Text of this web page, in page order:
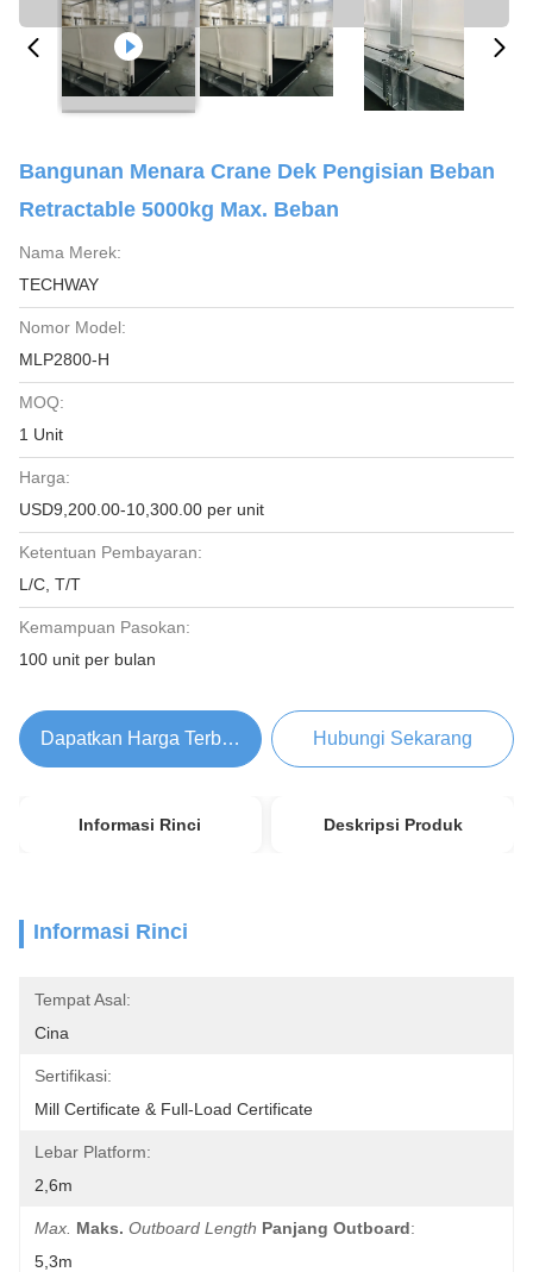
Bangunan Menara Crane Dek Pengisian Beban
Retractable 5000kg Max. Beban
Nama Merek:
TECHWAY
Nomor Model:
MLP2800-H
MOQ:
1 Unit
Harga:
USD9,200.00-10,300.00 per unit
Ketentuan Pembayaran:
L/C, T/T
Kemampuan Pasokan:
100 unit per bulan
Dapatkan Harga Terbaik Hubungi Sekarang
Informasi Rinci Deskripsi Produk
Informasi Rinci
Tempat Asal:
Cina
Sertifikasi:
Mill Certificate & Full-Load Certificate
Lebar Platform:
2,6m
Max. Maks. Outboard Length Panjang Outboard:
5,3m